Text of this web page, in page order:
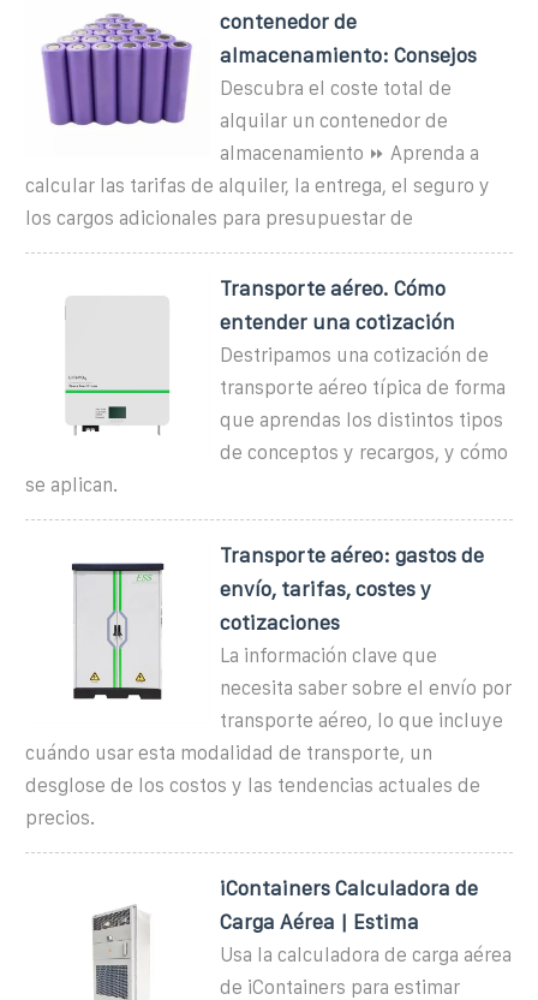
contenedor de
almacenamiento: Consejos
Descubra el coste total de
alquilar un contenedor de
almacenamiento ⏩ Aprenda a
calcular las tarifas de alquiler, la entrega, el seguro y
los cargos adicionales para presupuestar de
Transporte aéreo. Cómo
entender una cotización
Destripamos una cotización de
transporte aéreo típica de forma
que aprendas los distintos tipos
de conceptos y recargos, y cómo
se aplican.
Transporte aéreo: gastos de
envío, tarifas, costes y
cotizaciones
La información clave que
necesita saber sobre el envío por
transporte aéreo, lo que incluye
cuándo usar esta modalidad de transporte, un
desglose de los costos y las tendencias actuales de
precios.
iContainers Calculadora de
Carga Aérea | Estima
Usa la calculadora de carga aérea
de iContainers para estimar